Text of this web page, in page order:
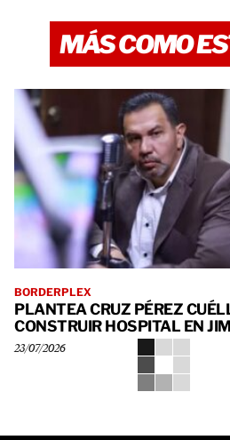
MÁS COMO
BORDERPLEX
PLANTEA CRUZ PÉREZ
CONSTRUIR HOSPITAL EN
23/07/2026